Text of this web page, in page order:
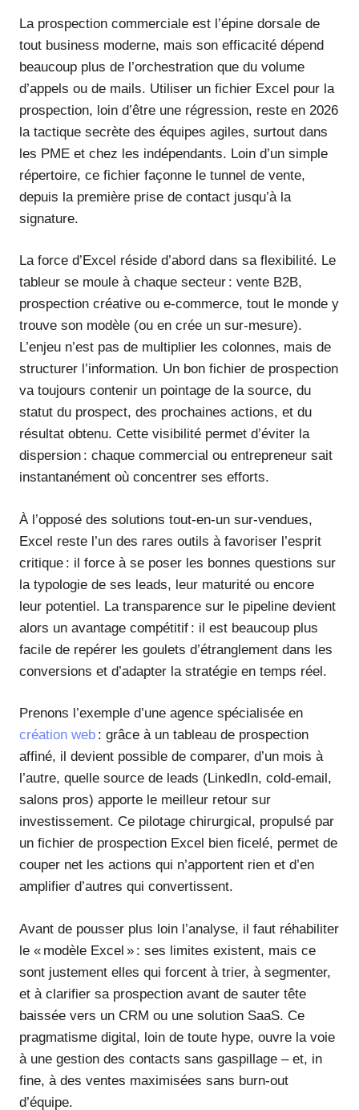
La prospection commerciale est l’épine dorsale de
tout business moderne, mais son efficacité dépend
beaucoup plus de l’orchestration que du volume
d’appels ou de mails. Utiliser un fichier Excel pour la
prospection, loin d’être une régression, reste en 2026
la tactique secrète des équipes agiles, surtout dans
les PME et chez les indépendants. Loin d’un simple
répertoire, ce fichier façonne le tunnel de vente,
depuis la première prise de contact jusqu’à la
signature.
La force d’Excel réside d’abord dans sa flexibilité. Le
tableur se moule à chaque secteur : vente B2B,
prospection créative ou e-commerce, tout le monde y
trouve son modèle (ou en crée un sur-mesure).
L’enjeu n’est pas de multiplier les colonnes, mais de
structurer l’information. Un bon fichier de prospection
va toujours contenir un pointage de la source, du
statut du prospect, des prochaines actions, et du
résultat obtenu. Cette visibilité permet d’éviter la
dispersion : chaque commercial ou entrepreneur sait
instantanément où concentrer ses efforts.
À l’opposé des solutions tout-en-un sur-vendues,
Excel reste l’un des rares outils à favoriser l’esprit
critique : il force à se poser les bonnes questions sur
la typologie de ses leads, leur maturité ou encore
leur potentiel. La transparence sur le pipeline devient
alors un avantage compétitif : il est beaucoup plus
facile de repérer les goulets d’étranglement dans les
conversions et d’adapter la stratégie en temps réel.
Prenons l’exemple d’une agence spécialisée en
création web : grâce à un tableau de prospection
affiné, il devient possible de comparer, d’un mois à
l’autre, quelle source de leads (LinkedIn, cold-email,
salons pros) apporte le meilleur retour sur
investissement. Ce pilotage chirurgical, propulsé par
un fichier de prospection Excel bien ficelé, permet de
couper net les actions qui n’apportent rien et d’en
amplifier d’autres qui convertissent.
Avant de pousser plus loin l’analyse, il faut réhabiliter
le « modèle Excel » : ses limites existent, mais ce
sont justement elles qui forcent à trier, à segmenter,
et à clarifier sa prospection avant de sauter tête
baissée vers un CRM ou une solution SaaS. Ce
pragmatisme digital, loin de toute hype, ouvre la voie
à une gestion des contacts sans gaspillage – et, in
fine, à des ventes maximisées sans burn-out
d’équipe.